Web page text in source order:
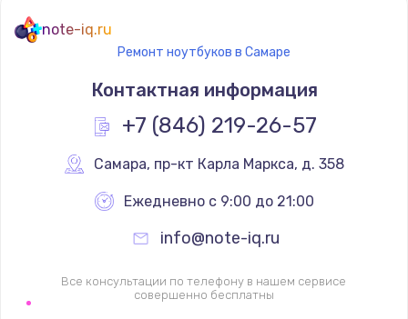
note-iq.ru
Ремонт ноутбуков в Самаре
Контактная информация
+7 (846) 219-26-57
Самара, пр-кт Карла Маркса, д. 358
Ежедневно с 9:00 до 21:00
info@note-iq.ru
Все консультации по телефону в нашем сервисе
совершенно бесплатны